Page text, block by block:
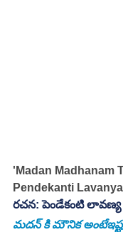
'Madan Madhanam
Pendekanti
రచన: పెండేకంటి
మదన్ కి మౌనిక